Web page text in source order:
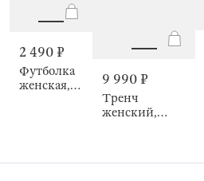
2 490 ₽
Футболка
женская,
9 990 ₽
Тренч
женский,